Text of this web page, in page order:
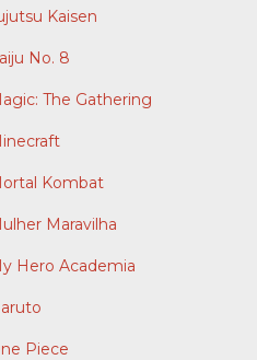
Kaisen
No. 8
The Gathering
Kombat
Maravilha
Hero Academia
Piece